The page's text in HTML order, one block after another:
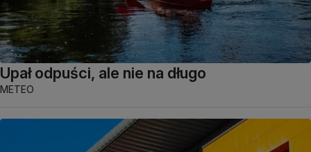
Upał odpuści, ale nie na długo
METEO